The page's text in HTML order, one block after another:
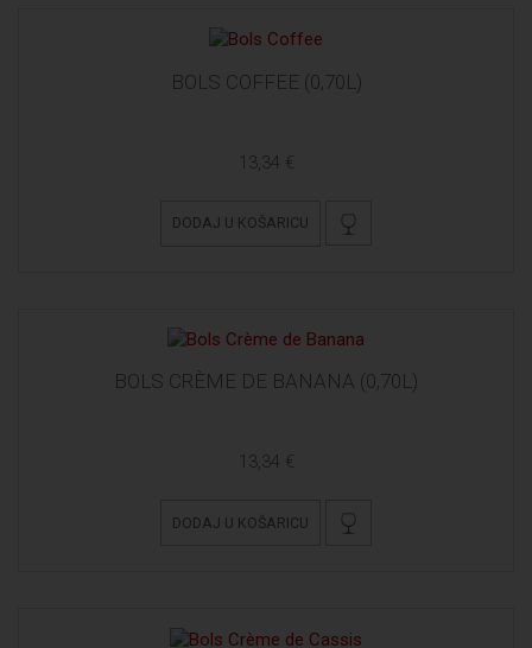
BOLS COFFEE (0,70L)
13,34 €
DODAJ U KOŠARICU
BOLS CRÈME DE BANANA (0,70L)
13,34 €
DODAJ U KOŠARICU